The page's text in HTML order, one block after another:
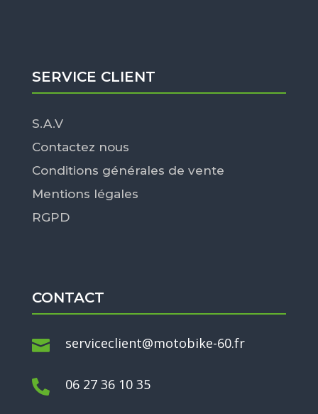
SERVICE CLIENT
S.A.V
Contactez nous
Conditions générales de vente
Mentions légales
RGPD
CONTACT
 serviceclient@motobike-60.fr
 06 27 36 10 35